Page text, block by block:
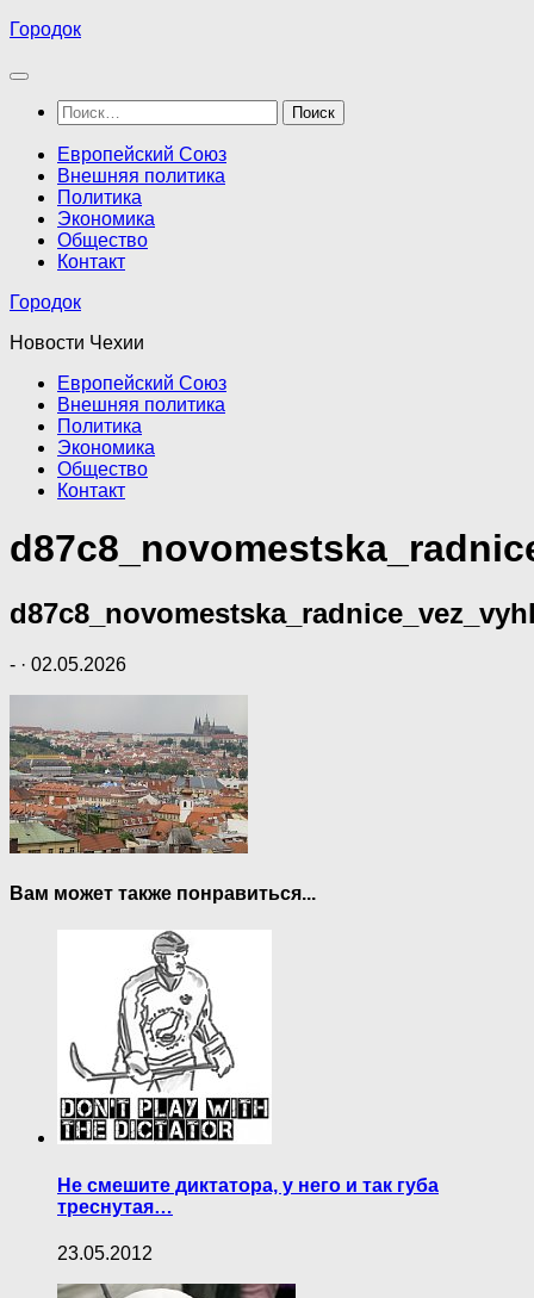
Перейти
содержимому
Городок
Найти:
Европейский Союз
Внешняя политика
Политика
Экономика
Общество
Контакт
Городок
Новости Чехии
Европейский Союз
Внешняя политика
Политика
Экономика
Общество
Контакт
- · 02.05.2026
Вам может также понравиться...
Не смешите диктатора, у него и так губа
треснутая…
23.05.2012